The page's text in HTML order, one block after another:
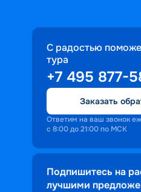
С радостью
тура
+7 495 877-
Заказать
Ответим на ваш звонок
с 8:00 до 21:00 по МСК
Подпишитесь на
лучшими